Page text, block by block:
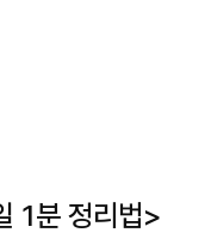
1분 정리법>